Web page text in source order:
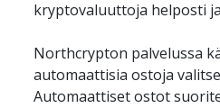
Northcrypton palvelussa
automaattisia ostoja
Automaattiset ostot